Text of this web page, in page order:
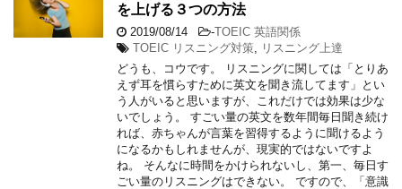
を上げる３つの方法
2019/08/14 -TOEIC 英語関係
TOEIC リスニング対策
リスニング上達
どうも、コウです。 リスニングに関しては「とりあ
えず耳を慣らすために英文を聞き流してます」とい
う人がいると思いますが、これだけでは効果は少な
いでしょう。 すごい量の英文を数年間毎日聞き続け
れば、赤ちゃんが言葉を習得するように聞けるよう
になるかもしれませんが、現実的ではないですよ
ね。 そんなに時間をかけられないし、第一、毎日す
ごい量のリスニングはできない。 ですので、「意識